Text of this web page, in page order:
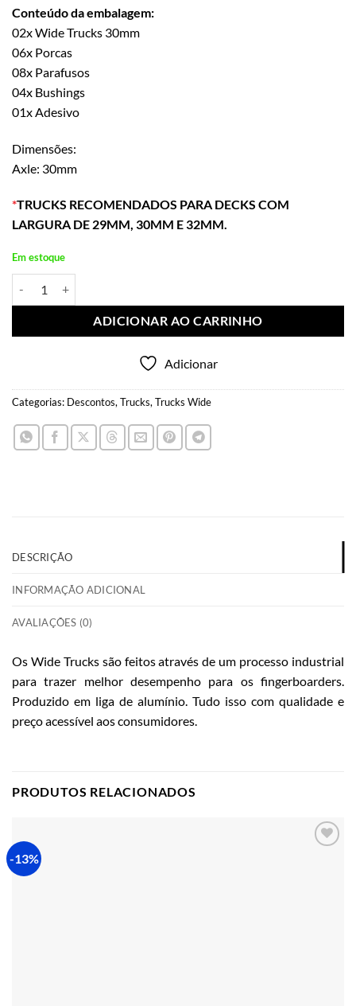
Conteúdo da embalagem:
02x Wide Trucks 30mm
06x Porcas
08x Parafusos
04x Bushings
01x Adesivo
Dimensões:
Axle: 30mm
*TRUCKS RECOMENDADOS PARA DECKS COM
LARGURA DE 29MM, 30MM E 32MM.
Em estoque
ADICIONAR AO CARRINHO
Adicionar
Categorias: Descontos, Trucks, Trucks Wide
DESCRIÇÃO
INFORMAÇÃO ADICIONAL
AVALIAÇÕES (0)
Os Wide Trucks são feitos através de um processo industrial
para trazer melhor desempenho para os fingerboarders.
Produzido em liga de alumínio. Tudo isso com qualidade e
preço acessível aos consumidores.
PRODUTOS RELACIONADOS
-13%